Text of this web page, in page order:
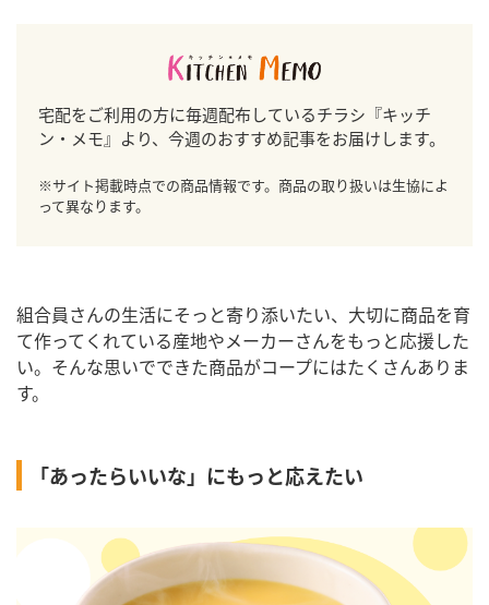
宅配をご利用の方に毎週配布しているチラシ『キッチ
ン・メモ』より、今週のおすすめ記事をお届けします。
※サイト掲載時点での商品情報です。商品の取り扱いは生協によ
って異なります。
組合員さんの生活にそっと寄り添いたい、大切に商品を育
て作ってくれている産地やメーカーさんをもっと応援した
い。そんな思いでできた商品がコープにはたくさんありま
す。
「あったらいいな」にもっと応えたい